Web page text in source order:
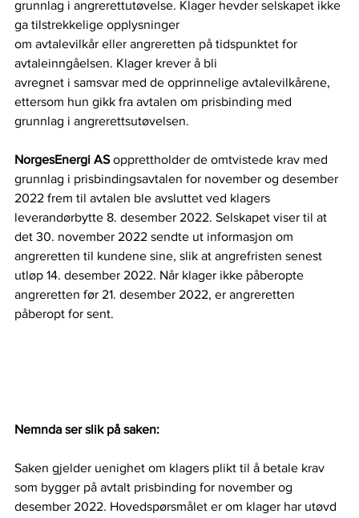
grunnlag i angrerettutøvelse. Klager hevder selskapet ikke
ga tilstrekkelige opplysninger
om avtalevilkår eller angreretten på tidspunktet for
avtaleinngåelsen. Klager krever å bli
avregnet i samsvar med de opprinnelige avtalevilkårene,
ettersom hun gikk fra avtalen om prisbinding med
grunnlag i angrerettsutøvelsen.
NorgesEnergi AS opprettholder de omtvistede krav med
grunnlag i prisbindingsavtalen for november og desember
2022 frem til avtalen ble avsluttet ved klagers
leverandørbytte 8. desember 2022. Selskapet viser til at
det 30. november 2022 sendte ut informasjon om
angreretten til kundene sine, slik at angrefristen senest
utløp 14. desember 2022. Når klager ikke påberopte
angreretten før 21. desember 2022, er angreretten
påberopt for sent.
Nemnda ser slik på saken:
Saken gjelder uenighet om klagers plikt til å betale krav
som bygger på avtalt prisbinding for november og
desember 2022. Hovedspørsmålet er om klager har utøvd